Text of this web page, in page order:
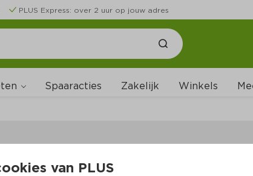
PLUS Express: over 2 uur op jouw adres
Spaaracties Zakelijk Winkels
van PLUS